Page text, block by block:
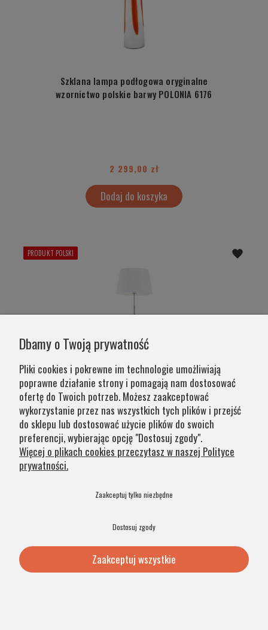
Szklana lampa podłogowa oryginalne
wzornictwo polskie barwy POLONIA 6176
2 299,00 zł
Dodaj do koszyka
Szykowna minimalistyczna chromowana lampa
stojąca z białym tkaninowym plisowanym
abażurem ASTI 3849
Dodaj do koszyka
PRODUKT POLSKI
Dbamy o Twoją prywatność
Pliki cookies i pokrewne im technologie umożliwiają
poprawne działanie strony i pomagają nam dostosować
ofertę do Twoich potrzeb. Możesz zaakceptować
wykorzystanie przez nas wszystkich tych plików i przejść
do sklepu lub dostosować użycie plików do swoich
preferencji, wybierając opcję "Dostosuj zgody".
Więcej o plikach cookies przeczytasz w naszej Polityce
prywatności.
Zaakceptuj tylko niezbędne
Dostosuj zgody
Zaakceptuj wszystkie